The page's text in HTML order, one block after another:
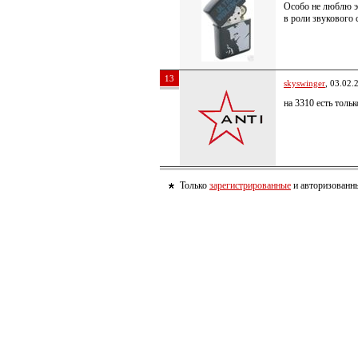
Особо не люблю
в роли звукового
13 skyswinger ,
на 3310 есть
Только зарегистрированные и